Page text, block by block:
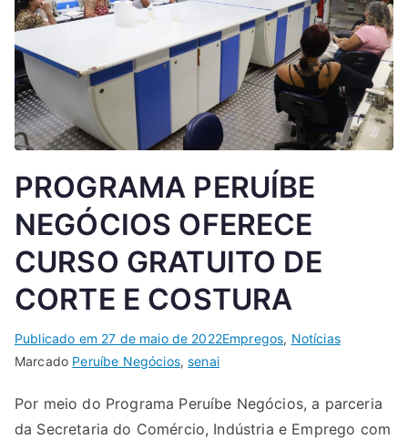
PROGRAMA PERUÍBE
NEGÓCIOS OFERECE
CURSO GRATUITO DE
CORTE E COSTURA
Publicado em 27 de maio de 2022Empregos, Notícias
Marcado Peruíbe Negócios,senai
Por meio do Programa Peruíbe Negócios, a parceria
da Secretaria do Comércio, Indústria e Emprego com